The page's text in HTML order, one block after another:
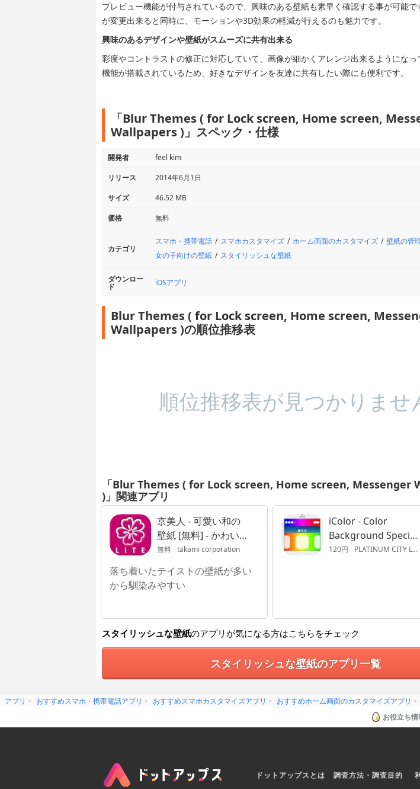
プレビュー機能が付与されているので、興味のある壁紙も素早く確認する事が可能で
が変更出来ると同時に、モーションや3D効果の軽減が行えるのも魅力です。
興味のあるデザインや壁紙がスムーズに共有出来る
彩度やコントラストの修正に対応していて、画像が細かくアレンジ出来るようになっ
機能が搭載されているため、好きなデザインを友達に共有したい際にも便利です。
「Blur Themes ( for Lock screen, Home screen,
Wallpapers )」スペック・仕様
開発者
feel kim
リリース
2014年6月1日
サイズ
46.52 MB
価格
無料
カテゴリ
スマホ・携帯電話 スマホカスタマイズ ホーム画面のカスタマイズ
壁紙の管
女の子向けの壁紙
スタイリッシュな壁紙
ダウンロー
ド iOSアプリ
Blur Themes ( for Lock screen, Home screen,
Wallpapers )の順位推移表
順位推移表が見つかりませ
「Blur Themes ( for Lock screen, Home screen, Messenger
)」関連アプリ
京美人 - 可愛い和の
壁紙 [無料] - かわい
い待ち受けで楽しも
無料 takami corporation
落ち着いたテイストの壁紙が多い
から馴染みやすい
iColor - Color
Background Special
Effects For Your
120円 PLATINUM CITY LLC
スタイリッシュな壁紙のアプリが気になる方はこちらをチェック
スタイリッシュな壁紙のアプリ一覧
アプリ おすすめスマホ・携帯電話アプリ おすすめスマホカスタマイズアプリ おすすめホーム画面のカスタマイズアプリ
お役立ち情
ドットアップスとは 調査方法・調査目的